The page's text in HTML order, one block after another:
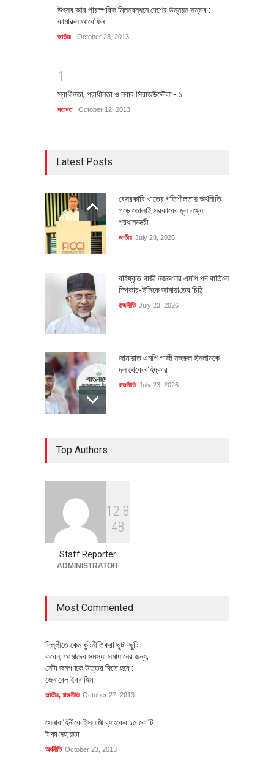
উৎসব আর পারস্পরিক মিলনবন্ধনে দেশের উন্নয়ন সম্ভব :
কামারুল আরেফিন
জাতীয় October 23, 2013
1
স্বাধীনতা, পরাধীনতা ও নবাব সিরাজউদ্দৌলা - ১
মতামত October 12, 2013
Latest Posts
বেসরকারি খাতের গতিশীলতায় অর্থনীতি
গড়ে তোলাই সরকারের মূল লক্ষ্য:
প্রধানমন্ত্রী
জাতীয় July 23, 2026
বহিষ্কৃত গাজী নজরু‌লের এম‌পি পদ বা‌তি‌লে
স্পিকার-ইসিকে জামায়া‌তের চি‌ঠি
রাজনীতি July 23, 2026
জামায়াত এমপি গাজী নজরুল ইসলামকে
দল থেকে বহিষ্কার
রাজনীতি July 23, 2026
বৈশ্বিক প্রতিযোগিতা সক্ষমতা বাড়াতে
পোশাক শিল্পে নতুন উদ্যোগ
Top Authors
1 2 8
48
Staff Reporter
ADMINISTRATOR
Most Commented
দিল্লীতে কেন কুটনীতিকরা ছুটা-ছুটি
করেন, আমাদের সমস্যা সমাধানের জন্য,
সেটা জনগণকে উত্তর দিতে হবে :
জেনারেল ইবরাহিম
জাতীয়, রাজনীতি October 27, 2013
সেনাবাহিনীকে ইসলামী ব্যাংকের ১৫ কোটি
টাকা সহায়তা
অর্থনীতি October 23, 2013